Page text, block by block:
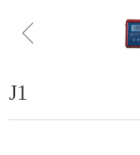
ꁆ
J1